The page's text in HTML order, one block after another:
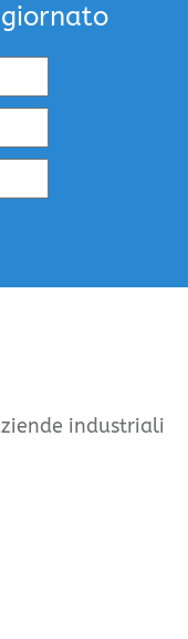
industriali